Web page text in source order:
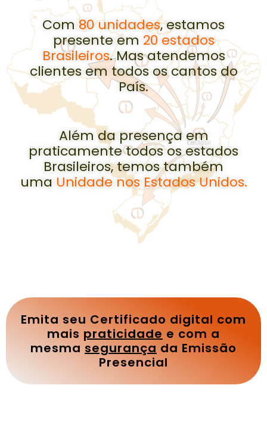
Com 80 unidades, estamos
presente em 20 estados
Brasileiros. Mas atendemos
clientes em todos os cantos do
País.
Além da presença em
praticamente todos os estados
Brasileiros, temos também
uma Unidade nos Estados Unidos.
Emita seu Certificado digital com
mais praticidade e com a
mesma segurança da Emissão
Presencial